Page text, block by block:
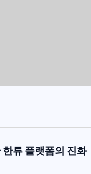
한류 플랫폼의 진화